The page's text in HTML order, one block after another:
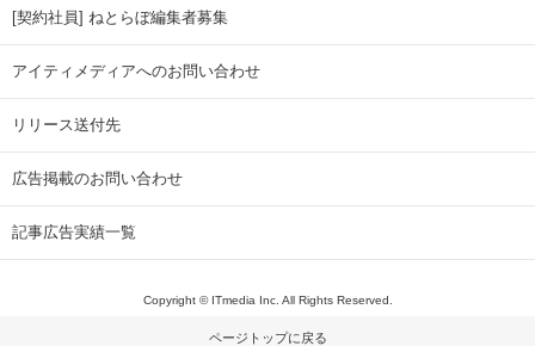
[契約社員] ねとらぼ編集者募集
アイティメディアへのお問い合わせ
リリース送付先
広告掲載のお問い合わせ
記事広告実績一覧
Copyright © ITmedia Inc. All Rights Reserved.
ページトップに戻る